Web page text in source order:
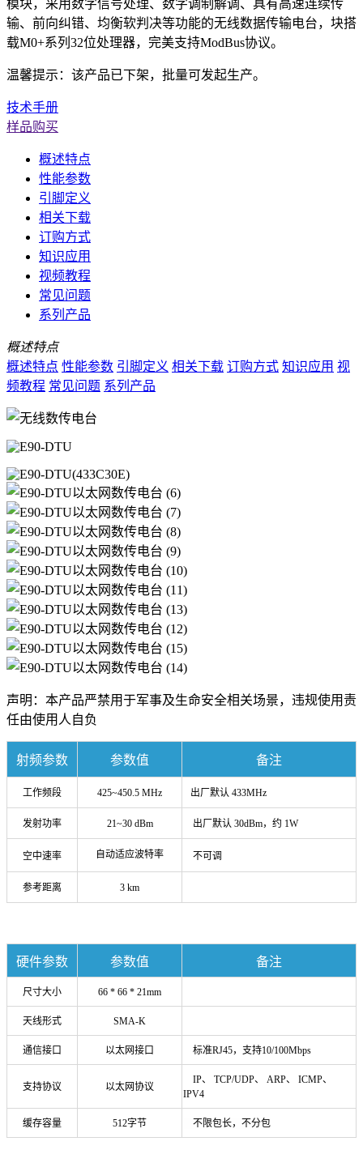
模块，采用数字信号处理、数字调制解调、具有高速连续传
输、前向纠错、均衡软判决等功能的无线数据传输电台，块搭
载M0+系列32位处理器，完美支持ModBus协议。
温馨提示：该产品已下架，批量可发起生产。
技术手册
样品购买
概述特点
性能参数
引脚定义
相关下载
订购方式
知识应用
视频教程
常见问题
系列产品
概述特点
概述特点 性能参数 引脚定义 相关下载 订购方式 知识应用 视
频教程 常见问题 系列产品
声明：本产品严禁用于军事及生命安全相关场景，违规使用责
任由使用人自负
射频参数 参数值 备注
工作频段 425~450.5 MHz 出厂默认 433MHz
发射功率 21~30 dBm 出厂默认 30dBm， 约 1W
空中速率 自动适应波特率 不可调
参考距离 3 km
硬件参数 参数值 备注
尺寸大小 66 * 66 * 21mm
天线形式 SMA-K
通信接口 以太网接口 标准RJ45，支持10/100Mbps
支持协议 以太网协议
IP、 TCP/UDP、 ARP、 ICMP、
IPV4
缓存容量 512字节 不限包长，不分包